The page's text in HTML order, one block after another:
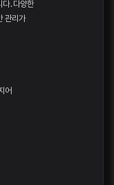
다. 다양한
관리가
어